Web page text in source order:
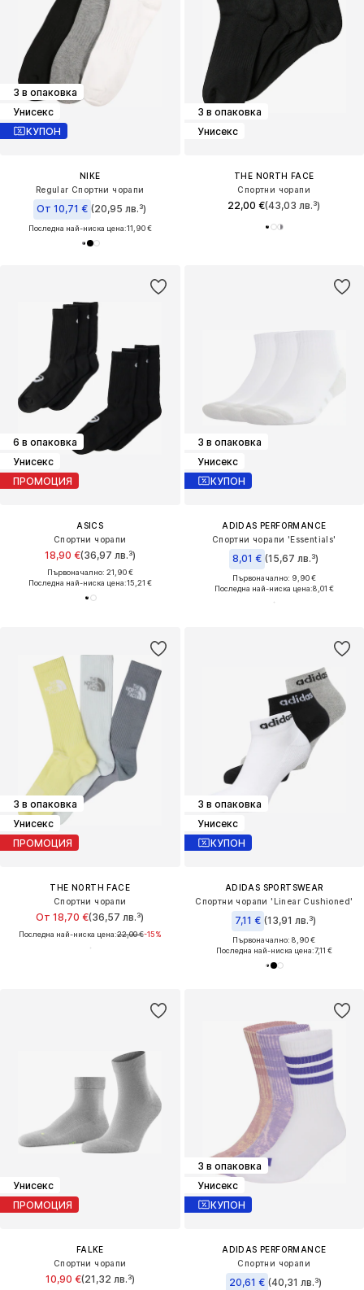
3 в опаковка
Унисекс
КУПОН
NIKE
Regular Спортни чорапи
От 10,71 € (20,95 лв.³)
Последна най-ниска цена:11,90 €
3 в опаковка
Унисекс
THE NORTH FACE
Спортни чорапи
22,00 €(43,03 лв.³)
6 в опаковка
Унисекс
ПРОМОЦИЯ
ASICS
Спортни чорапи
18,90 €(36,97 лв.³)
Първоначално: 21,90 €
Последна най-ниска цена:15,21 €
3 в опаковка
Унисекс
КУПОН
ADIDAS PERFORMANCE
Спортни чорапи 'Essentials'
8,01 € (15,67 лв.³)
Първоначално: 9,90 €
Последна най-ниска цена:8,01 €
3 в опаковка
Унисекс
ПРОМОЦИЯ
THE NORTH FACE
Спортни чорапи
От 18,70 €(36,57 лв.³)
Последна най-ниска цена:22,00 €-15%
3 в опаковка
Унисекс
КУПОН
ADIDAS SPORTSWEAR
Спортни чорапи 'Linear Cushioned'
7,11 € (13,91 лв.³)
Първоначално: 8,90 €
Последна най-ниска цена:7,11 €
Унисекс
ПРОМОЦИЯ
FALKE
Спортни чорапи
10,90 €(21,32 лв.³)
3 в опаковка
Унисекс
КУПОН
ADIDAS PERFORMANCE
Спортни чорапи
20,61 € (40,31 лв.³)